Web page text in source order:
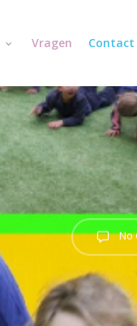
Vragen Contact
No